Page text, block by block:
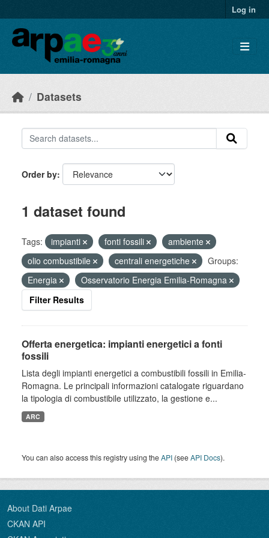
Log in
Datasets
Order by
1 dataset found
Tags: impianti fonti fossili
ambiente
olio combustibile
centrali energetiche
Groups:
Energia
Osservatorio Energia Emilia-Romagna
Filter Results
Offerta energetica: impianti energetici a fonti
fossili
Lista degli impianti energetici a combustibili fossili in Emilia-
Romagna. Le principali informazioni catalogate riguardano
la tipologia di combustibile utilizzato, la gestione e...
ARC
You can also access this registry using theAPI (seeAPI Docs).
About Dati Arpae
CKAN API